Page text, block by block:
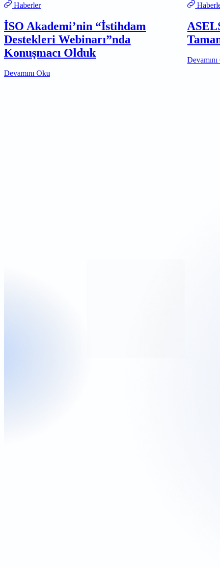
Haberler
İSO Akademi’nin “İstihdam
Destekleri Webinarı”nda
Konuşmacı Olduk
Devamını Oku